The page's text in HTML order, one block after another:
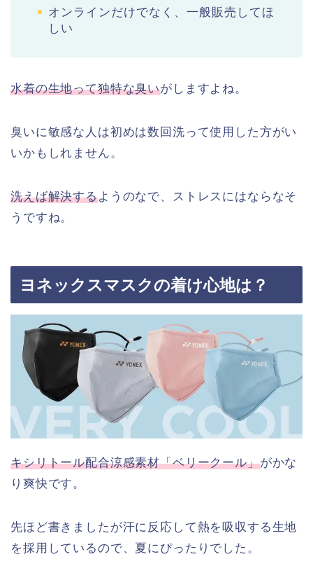
オンラインだけでなく、一般販売してほ
しい
水着の生地って独特な臭いがしますよね。
臭いに敏感な人は初めは数回洗って使用した方がい
いかもしれません。
洗えば解決するようのなで、ストレスにはならなそ
うですね。
ヨネックスマスクの着け心地は？
キシリトール配合涼感素材「ベリークール」がかな
り爽快です。
先ほど書きましたが汗に反応して熱を吸収する生地
を採用しているので、夏にぴったりでした。